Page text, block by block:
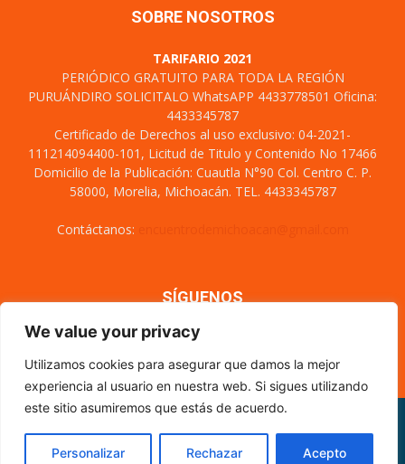
We value your privacy
Utilizamos cookies para asegurar que damos la mejor
experiencia al usuario en nuestra web. Si sigues utilizando
este sitio asumiremos que estás de acuerdo.
Personalizar Rechazar Acepto
SOBRE NOSOTROS
TARIFARIO 2021
PERIÓDICO GRATUITO PARA TODA LA REGIÓN
PURUÁNDIRO SOLICITALO WhatsAPP 4433778501 Oficina:
4433345787
Certificado de Derechos al uso exclusivo: 04-2021-
111214094400-101, Licitud de Titulo y Contenido No 17466
Domicilio de la Publicación: Cuautla N°90 Col. Centro C. P.
58000, Morelia, Michoacán. TEL. 4433345787
Contáctanos:
SÍGUENOS
Nosotros
CÓDIGO DE ÉTICA PERIODÍSTICA
XML Sitemap